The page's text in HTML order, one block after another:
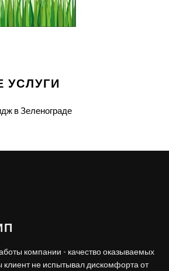
в Зеленограде
компании - качество оказываемых
клиент не испытывал дискомфорта от